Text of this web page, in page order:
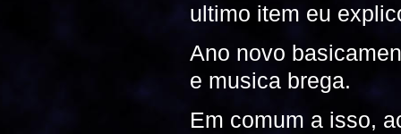
ultimo item eu
Ano novo
e musica brega.
Em comum a isso,